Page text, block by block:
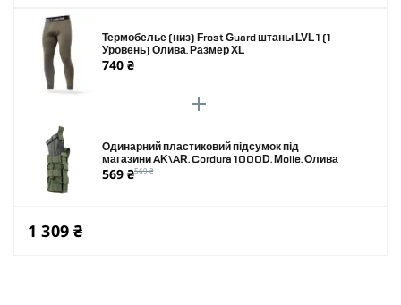
Термобелье (низ) Frost Guard штаны LVL 1 (1
Уровень) Олива. Размер XL
740 ₴
Одинарний пластиковий підсумок під
магазини AK\AR. Cordura 1000D. Molle. Олива
569 ₴569 ₴
1 309 ₴